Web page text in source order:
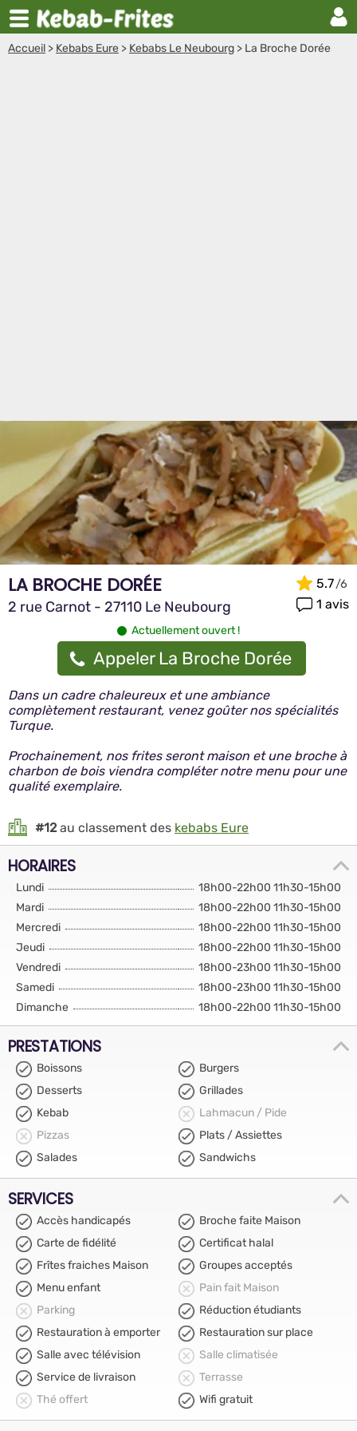
Accueil > Kebabs Eure > Kebabs Le Neubourg > La Broche Dorée
LA BROCHE DORÉE
2 rue Carnot - 27110 Le Neubourg
5.7
1 avis
Actuellement ouvert !
Appeler La Broche Dorée
Dans un cadre chaleureux et une ambiance
complètement restaurant, venez goûter nos spécialités
Turque.
Prochainement, nos frites seront maison et une broche à
charbon de bois viendra compléter notre menu pour une
qualité exemplaire.
#12au classement des kebabs Eure
HORAIRES
Lundi
18h00-22h00 11h30-15h00
Mardi
18h00-22h00 11h30-15h00
Mercredi
18h00-22h00 11h30-15h00
Jeudi
18h00-22h00 11h30-15h00
Vendredi
18h00-23h00 11h30-15h00
Samedi
18h00-23h00 11h30-15h00
Dimanche
18h00-22h00 11h30-15h00
PRESTATIONS
Boissons
Burgers
Desserts
Grillades
Kebab
Lahmacun / Pide
Pizzas
Plats / Assiettes
Salades
Sandwichs
SERVICES
Accès handicapés
Broche faite Maison
Carte de fidélité
Certificat halal
Frîtes fraiches Maison
Groupes acceptés
Menu enfant
Pain fait Maison
Parking
Réduction étudiants
Restauration à emporter
Restauration sur place
Salle avec télévision
Salle climatisée
Service de livraison
Terrasse
Thé offert
Wifi gratuit